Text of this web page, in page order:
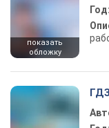
показать
обложку
Год: